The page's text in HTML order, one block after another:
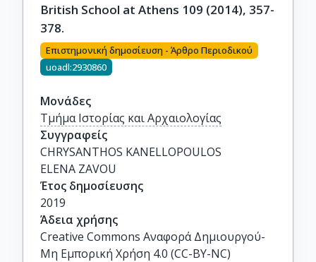
British School at Athens 109 (2014), 357-
378.
Επιστημονική δημοσίευση - Άρθρο Περιοδικού
uoadl:2930860
Μονάδες
Τμήμα Ιστορίας και Αρχαιολογίας
Συγγραφείς
CHRYSANTHOS KANELLOPOULOS
ELENA ZAVOU
Έτος δημοσίευσης
2019
Άδεια χρήσης
Creative Commons Αναφορά Δημιουργού-
Μη Εμπορική Χρήση 4.0 (CC-BY-NC)